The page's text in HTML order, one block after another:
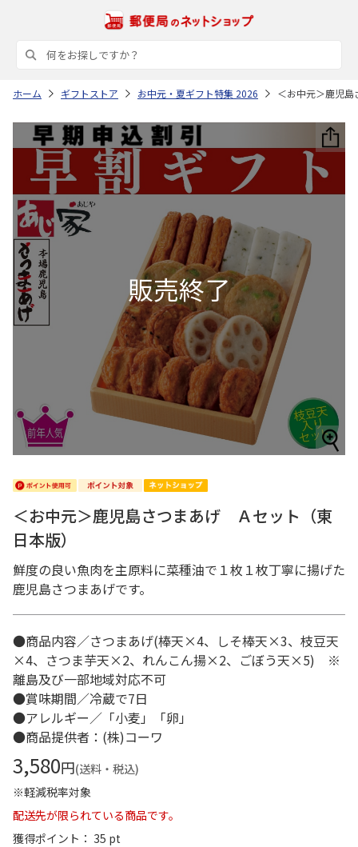
ホーム ギフトストア お中元・夏ギフト特集 2026 ＜お中元＞鹿児
＜お中元＞鹿児島さつまあげ Ａセット（東
日本版）
鮮度の良い魚肉を主原料に菜種油で１枚１枚丁寧に揚げた
鹿児島さつまあげです。
●商品内容／さつまあげ(棒天×4、しそ棒天×3、枝豆天
×4、さつま芋天×2、れんこん揚×2、ごぼう天×5) ※
離島及び一部地域対応不可
●賞味期間／冷蔵で7日
●アレルギー／「小麦」「卵」
●商品提供者：(株)コーワ
3,580円(送料・税込)
※軽減税率対象
配送先が限られている商品です。
獲得ポイント： 35 pt